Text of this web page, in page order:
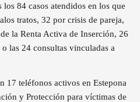
84 casos atendidos en los que
tratos, 32 por crisis de pareja,
la Renta Activa de Inserción, 26
las 24 consultas vinculadas a
17 teléfonos activos en Estepona
y Protección para víctimas de